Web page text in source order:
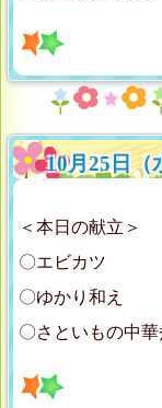
10月25日
＜本日の献立＞
〇エビカツ
〇ゆかり和え
〇さといもの中華